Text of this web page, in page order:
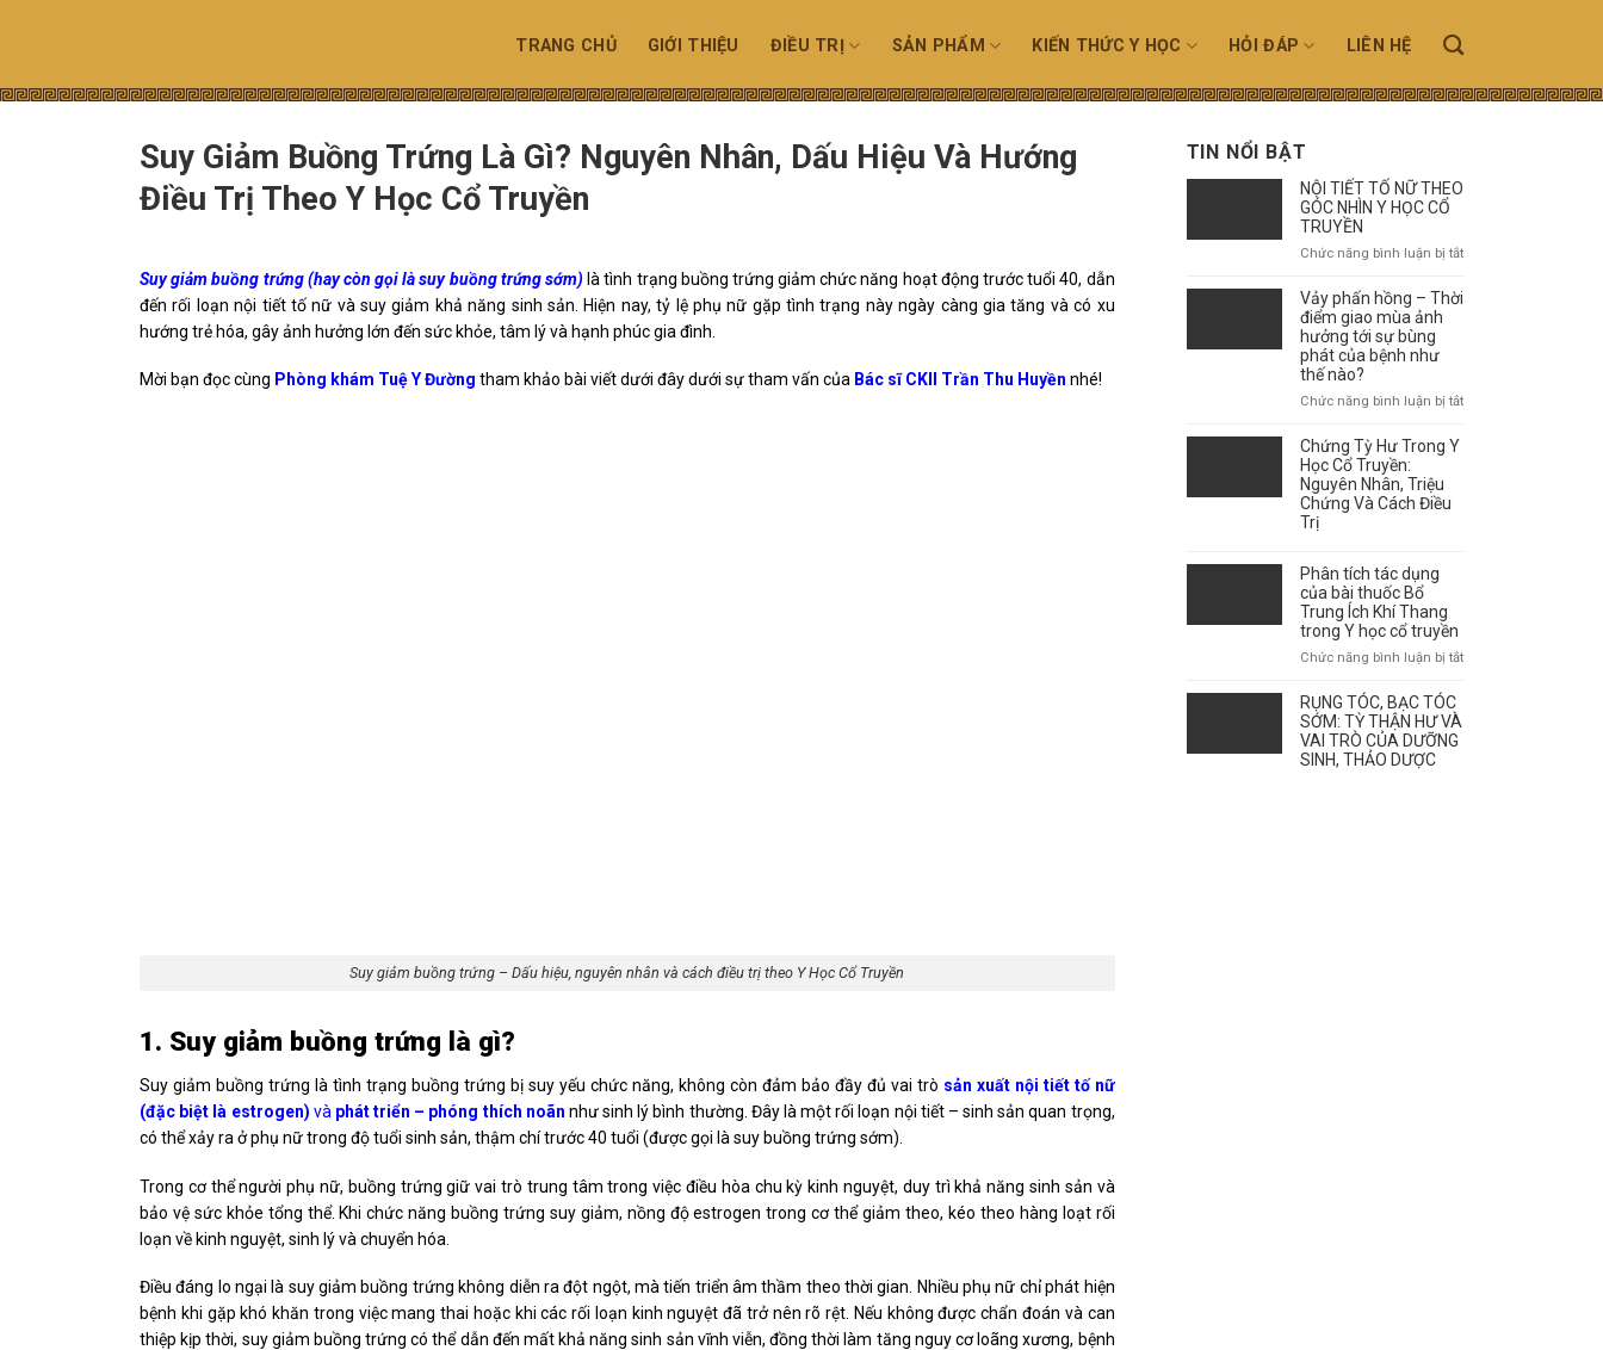
TRANG CHỦ GIỚI THIỆU ĐIỀU TRỊ SẢN PHẨM KIẾN THỨC Y HỌC HỎI ĐÁP LIÊN HỆ
Suy Giảm Buồng Trứng Là Gì? Nguyên Nhân, Dấu Hiệu Và Hướng
Điều Trị Theo Y Học Cổ Truyền
Suy giảm buồng trứng (hay còn gọi là suy buồng trứng sớm) là tình trạng buồng trứng giảm chức năng hoạt động trước tuổi 40, dẫn
đến rối loạn nội tiết tố nữ và suy giảm khả năng sinh sản. Hiện nay, tỷ lệ phụ nữ gặp tình trạng này ngày càng gia tăng và có xu
hướng trẻ hóa, gây ảnh hưởng lớn đến sức khỏe, tâm lý và hạnh phúc gia đình.
Mời bạn đọc cùng Phòng khám Tuệ Y Đường tham khảo bài viết dưới đây dưới sự tham vấn của Bác sĩ CKII Trần Thu Huyền nhé!
Suy giảm buồng trứng – Dấu hiệu, nguyên nhân và cách điều trị theo Y Học Cổ Truyền
1. Suy giảm buồng trứng là gì?
Suy giảm buồng trứng là tình trạng buồng trứng bị suy yếu chức năng, không còn đảm bảo đầy đủ vai trò sản xuất nội tiết tố nữ
(đặc biệt là estrogen) và phát triển – phóng thích noãn như sinh lý bình thường. Đây là một rối loạn nội tiết – sinh sản quan trọng,
có thể xảy ra ở phụ nữ trong độ tuổi sinh sản, thậm chí trước 40 tuổi (được gọi là suy buồng trứng sớm).
Trong cơ thể người phụ nữ, buồng trứng giữ vai trò trung tâm trong việc điều hòa chu kỳ kinh nguyệt, duy trì khả năng sinh sản và
bảo vệ sức khỏe tổng thể. Khi chức năng buồng trứng suy giảm, nồng độ estrogen trong cơ thể giảm theo, kéo theo hàng loạt rối
loạn về kinh nguyệt, sinh lý và chuyển hóa.
Điều đáng lo ngại là suy giảm buồng trứng không diễn ra đột ngột, mà tiến triển âm thầm theo thời gian. Nhiều phụ nữ chỉ phát hiện
bệnh khi gặp khó khăn trong việc mang thai hoặc khi các rối loạn kinh nguyệt đã trở nên rõ rệt. Nếu không được chẩn đoán và can
thiệp kịp thời, suy giảm buồng trứng có thể dẫn đến mất khả năng sinh sản vĩnh viễn, đồng thời làm tăng nguy cơ loãng xương, bệnh
TIN NỔI BẬT
NỘI TIẾT TỐ NỮ THEO
GÓC NHÌN Y HỌC CỔ
TRUYỀN
Chức năng bình luận bị tắtở
TIẾT
NHÌN
Vảy phấn hồng – Thời
điểm giao mùa ảnh
hưởng tới sự bùng
phát của bệnh như
thế nào?
Chức năng bình luận bị tắtở
bùng
bệnh
Chứng Tỳ Hư Trong Y
Học Cổ Truyền:
Nguyên Nhân, Triệu
Chứng Và Cách Điều
Trị
Phân tích tác dụng
của bài thuốc Bổ
Trung Ích Khí Thang
trong Y học cổ truyền
Chức năng bình luận bị tắtở
RỤNG TÓC, BẠC TÓC
SỚM: TỲ THẬN HƯ VÀ
VAI TRÒ CỦA DƯỠNG
SINH, THẢO DƯỢC